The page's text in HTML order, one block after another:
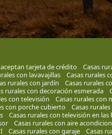
tarjeta de crédito Casas
con lavavajillas Casas rurales
rurales con jardín Casas rurales
rurales con decoración esmerada
con televisión Casas rurales con
con porche cubierto Casas
Casas rurales con televisión en
Casas rurales con aire
Casas rurales con garaje
Casas